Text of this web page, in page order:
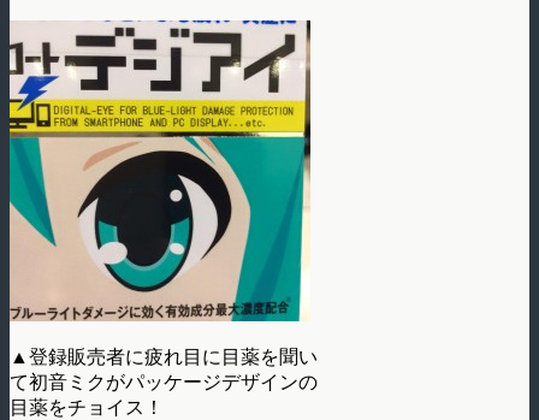
▲登録販売者に疲れ目に目薬を聞い
て初音ミクがパッケージデザインの
目薬をチョイス！